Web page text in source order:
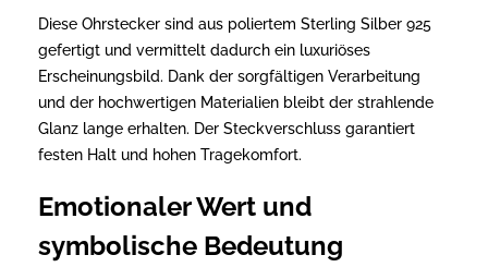
Diese Ohrstecker sind aus poliertem Sterling Silber 925
gefertigt und vermittelt dadurch ein luxuriöses
Erscheinungsbild. Dank der sorgfältigen Verarbeitung
und der hochwertigen Materialien bleibt der strahlende
Glanz lange erhalten. Der Steckverschluss garantiert
festen Halt und hohen Tragekomfort.
Emotionaler Wert und
symbolische Bedeutung